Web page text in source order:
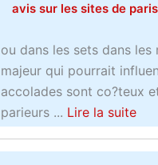
u
e
a
u
c
o
m
avis sur les sites de
ou dans les sets dans
majeur qui pourrait
accolades sont co?teux
parieurs ... Lire la suitea
o